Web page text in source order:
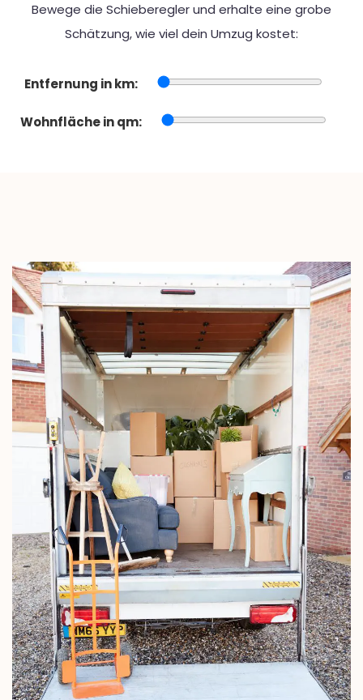
Bewege die Schieberegler und erhalte eine grobe
Schätzung, wie viel dein Umzug kostet:
Entfernung in km:
Wohnfläche in qm: